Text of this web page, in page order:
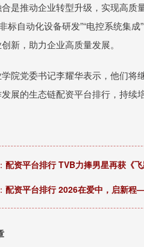
是推动企业转型升级，实现高质
标自动化设备研发”“电控系统集
新，助力企业高质量发展。
院党委书记李耀华表示，他们将
展的生态链配资平台排行，持续
配资平台排行 TVB力捧男星再获《
配资平台排行 2026在爱中，启新